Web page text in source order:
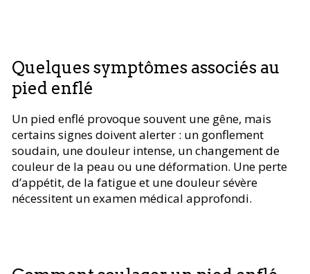
Quelques symptômes associés au
pied enflé
Un pied enflé provoque souvent une gêne, mais
certains signes doivent alerter : un gonflement
soudain, une douleur intense, un changement de
couleur de la peau ou une déformation. Une perte
d’appétit, de la fatigue et une douleur sévère
nécessitent un examen médical approfondi.